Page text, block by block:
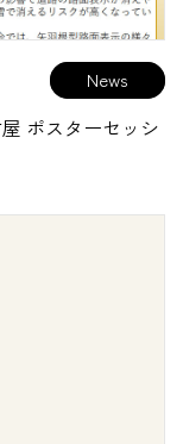
ポスターセッシ